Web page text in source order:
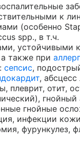
к
(особенно
spp., в т.ч.
устойчивыми к
также при
сепсис,
, абсцесс
плеврит, отит,
гнойный
гнойные
инфекции
фурункулез,